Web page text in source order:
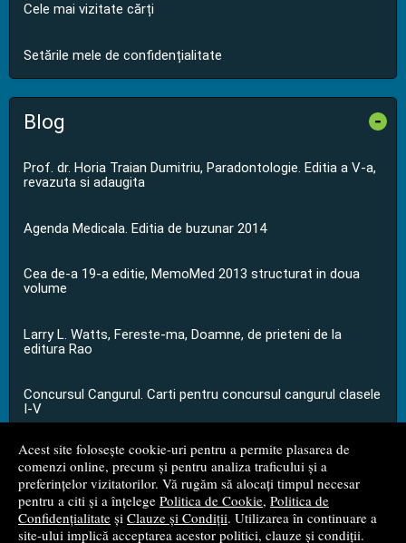
Acest site folosește cookie-uri pentru a permite plasarea de
comenzi online, precum și pentru analiza traficului și a
preferințelor vizitatorilor. Vă rugăm să alocați timpul necesar
pentru a citi și a înțelege Politica de Cookie, Politica de
Confidențialitate și Clauze și Condiții. Utilizarea în continuare a
site-ului implică acceptarea acestor politici, clauze și condiții.
Cele mai vizitate cărți
Setările mele de confidențialitate
Blog -
Prof. dr. Horia Traian Dumitriu, Paradontologie. Editia a V-a,
revazuta si adaugita
Agenda Medicala. Editia de buzunar 2014
Cea de-a 19-a editie, MemoMed 2013 structurat in doua
volume
Larry L. Watts, Fereste-ma, Doamne, de prieteni de la
editura Rao
Concursul Cangurul. Carti pentru concursul cangurul clasele
I-V
...toate știrile
© 2008 - 2026S.C. M.G. Net Distribution S.R.L.
Magazin onlinecreat deVital Soft